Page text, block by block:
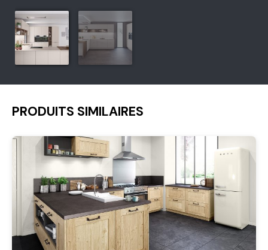
PRODUITS SIMILAIRES